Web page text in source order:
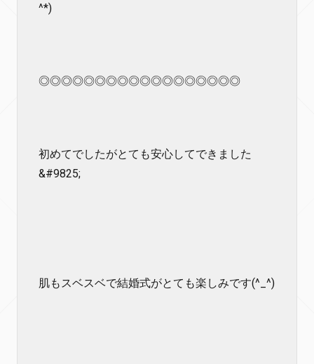
^*)
◎◎◎◎◎◎◎◎◎◎◎◎◎◎◎◎◎◎
初めてでしたがとても安心してできました
&#9825;
肌もスベスベで結婚式がとても楽しみです(^_^)